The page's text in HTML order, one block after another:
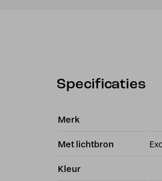
Specificaties
Merk
Met lichtbron
Kleur